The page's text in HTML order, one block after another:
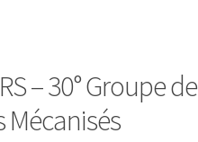
– 30° Groupe de
Mécanisés